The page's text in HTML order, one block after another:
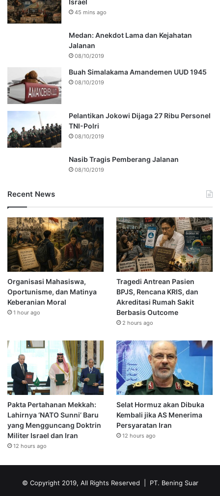
Israel
45 mins ago
Medan: Anekdot Lama dan Kejahatan
Jalanan
08/10/2019
Buah Simalakama Amandemen UUD 1945
08/10/2019
Pelantikan Jokowi Dijaga 27 Ribu Personel
TNI-Polri
08/10/2019
Nasib Tragis Pemberang Jalanan
08/10/2019
Recent News
Organisasi Mahasiswa,
Oportunisme, dan Matinya
Keberanian Moral
1 hour ago
Tragedi Antrean Pasien
BPJS, Rencana KRIS, dan
Akreditasi Rumah Sakit
Berbasis Outcome
2 hours ago
Pakta Pertahanan Mekkah:
Lahirnya ‘NATO Sunni’ Baru
yang Mengguncang Doktrin
Militer Israel dan Iran
12 hours ago
Selat Hormuz akan Dibuka
Kembali jika AS Menerima
Persyaratan Iran
12 hours ago
© Copyright 2019, All Rights Reserved | PT. Bening Suar